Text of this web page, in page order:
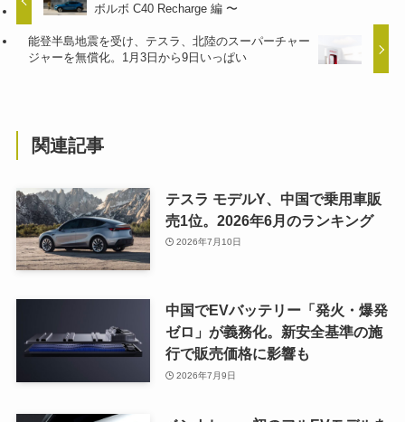
ボルボ C40 Recharge 編 〜
能登半島地震を受け、テスラ、北陸のスーパーチャー
ジャーを無償化。1月3日から9日いっぱい
関連記事
テスラ モデルY、中国で乗用車販
売1位。2026年6月のランキング
2026年7月10日
中国でEVバッテリー「発火・爆発
ゼロ」が義務化。新安全基準の施
行で販売価格に影響も
2026年7月9日